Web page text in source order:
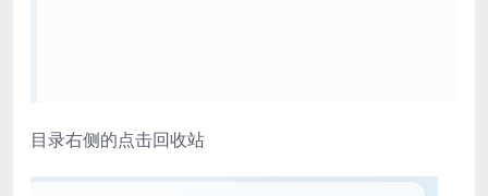
目录右侧的点击回收站